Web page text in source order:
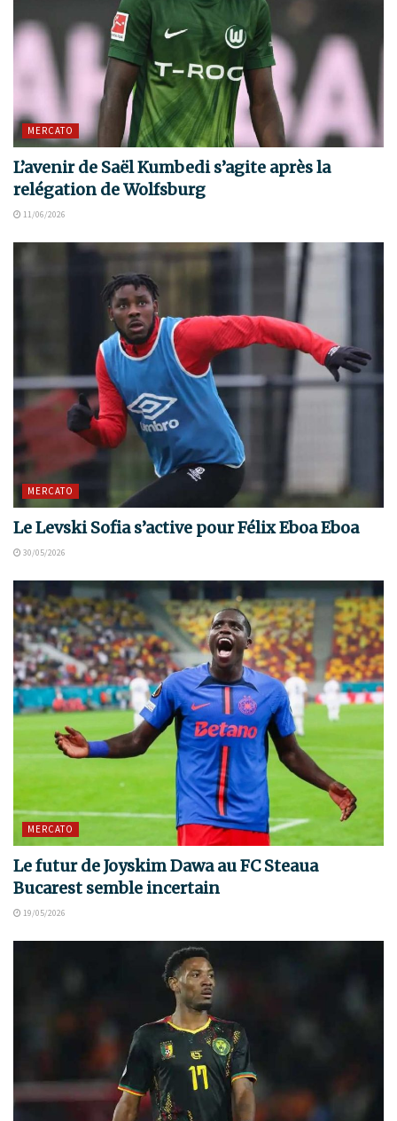
MERCATO
L’avenir de Saël Kumbedi s’agite après la
relégation de Wolfsburg
11/06/2026
MERCATO
Le Levski Sofia s’active pour Félix Eboa Eboa
30/05/2026
MERCATO
Le futur de Joyskim Dawa au FC Steaua
Bucarest semble incertain
19/05/2026